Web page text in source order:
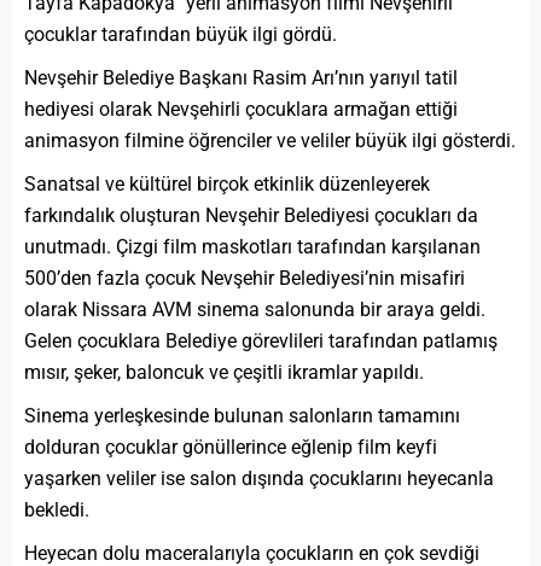
çocuklar tarafından büyük ilgi gördü.
Nevşehir Belediye Başkanı Rasim Arı’nın yarıyıl tatil
hediyesi olarak Nevşehirli çocuklara armağan ettiği
animasyon filmine öğrenciler ve veliler büyük ilgi gösterdi.
Sanatsal ve kültürel birçok etkinlik düzenleyerek
farkındalık oluşturan Nevşehir Belediyesi çocukları da
unutmadı. Çizgi film maskotları tarafından karşılanan
500’den fazla çocuk Nevşehir Belediyesi’nin misafiri
olarak Nissara AVM sinema salonunda bir araya geldi.
Gelen çocuklara Belediye görevlileri tarafından patlamış
mısır, şeker, baloncuk ve çeşitli ikramlar yapıldı.
Sinema yerleşkesinde bulunan salonların tamamını
dolduran çocuklar gönüllerince eğlenip film keyfi
yaşarken veliler ise salon dışında çocuklarını heyecanla
bekledi.
Heyecan dolu maceralarıyla çocukların en çok sevdiği